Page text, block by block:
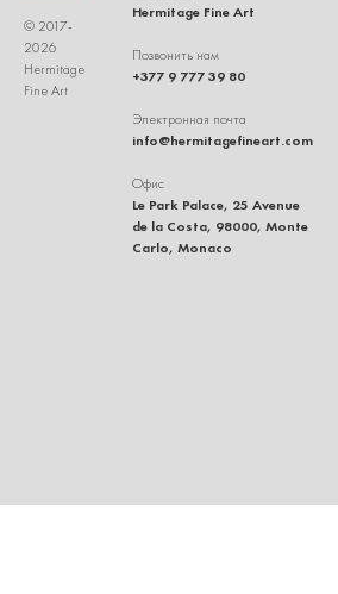
© 2017-
2026
Hermitage
Fine Art
Hermitage Fine Art
Позвонить нам
+377 9 777 39 80
Электронная почта
info@hermitagefineart.com
Офис
Le Park Palace, 25 Avenue
de la Costa, 98000, Monte
Carlo, Monaco